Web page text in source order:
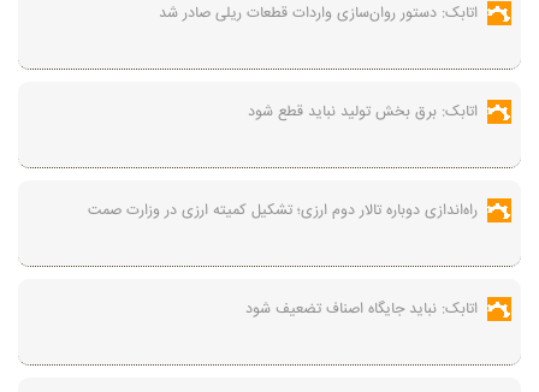
اتابک: دستور روان‌سازی واردات قطعات ریلی صادر شد
اتابک: برق بخش تولید نباید قطع شود
راه‌اندازی دوباره تالار دوم ارزی؛ تشکیل کمیته ارزی در وزارت صمت
اتابک: نباید جایگاه اصناف تضعیف شود